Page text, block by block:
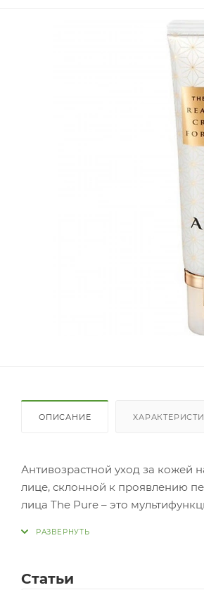
ОПИСАНИЕ
Антивозрастной уход за кожей
лице, склонной к проявлению
лица The Pure – это
гиалуроновая кислота.
Статьи